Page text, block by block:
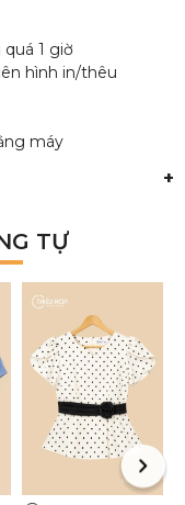
1 giờ
hình in/thêu
máy
+
TỰ